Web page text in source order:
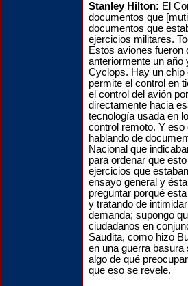
Stanley Hilton: El
documentos que
documentos que
ejercicios militares.
Estos aviones fueron
anteriormente un
Cyclops. Hay un chip
permite el control en
el control del avión
directamente hacia
tecnología usada en
control remoto. Y
hablando de
Nacional que
para ordenar que
ejercicios que
ensayo general y
preguntar porqué
y tratando de
demanda; supongo
ciudadanos en
Saudita, como hizo
en una guerra basura
algo de qué
que eso se revele.